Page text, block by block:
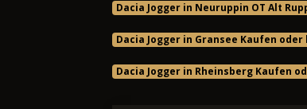
Dacia Jogger in Neuruppin OT Alt
Dacia Jogger in Gransee Kaufen oder
Dacia Jogger in Rheinsberg Kaufen